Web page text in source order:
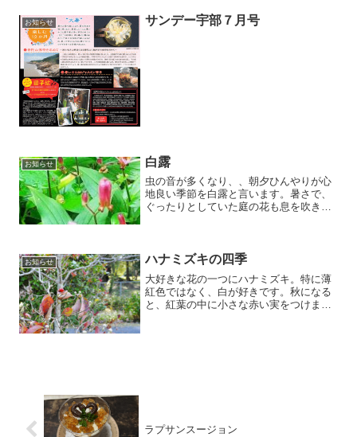
お知らせ サンデー宇部７月号
お知らせ 白露
虫の音が多くなり、、朝夕ひんやりが心
地良い季節を白露と言います。暑さで、
ぐったりとしていた庭の花も息を吹き返
お知らせ ハナミズキの四季
大好きな花の一つにハナミズキ。特に薄
紅色ではなく、白が好きです。秋になる
と、紅葉の中に小さな赤い実をつけま
ラプサンスージョン